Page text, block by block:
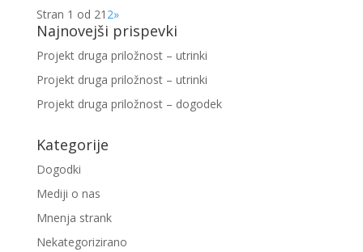
Stran 1 od 21 2»
Najnovejši prispevki
Projekt druga priložnost – utrinki
Projekt druga priložnost – utrinki
Projekt druga priložnost – dogodek
Kategorije
Dogodki
Mediji o nas
Mnenja strank
Nekategorizirano